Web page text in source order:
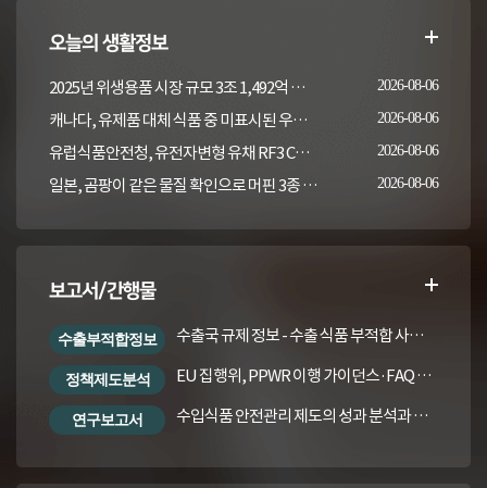
오늘의 생활정보
2025년 위생용품 시장 규모 3조 1,492억 원, 작년 대비 9.7% 증가 2026-08-06
캐나다, 유제품 대체 식품 중 미표시된 우유 검사 결과 발표(2022-2023) 2026-08-06
유럽식품안전청, 유전자변형 유채 RF3 CQ Brassica juncea 평가 2026-08-06
일본, 곰팡이 같은 물질 확인으로 머핀 3종 회수 2026-08-06
보고서/간행물
수출부적합정보 수출국 규제 정보 - 수출 식품 부적합 사례 및 관련 기준·규격('26년 1분기)
정책제도분석 EU 집행위, PPWR 이행 가이던스·FAQ 번역본
연구보고서 수입식품 안전관리 제도의 성과 분석과 수입식품법령의 재정비 방안